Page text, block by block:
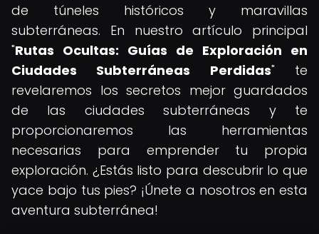
de túneles históricos y maravillas
subterráneas. En nuestro artículo principal
"Rutas Ocultas: Guías de Exploración en
Ciudades Subterráneas Perdidas" te
revelaremos los secretos mejor guardados
de las ciudades subterráneas y te
proporcionaremos las herramientas
necesarias para emprender tu propia
exploración. ¿Estás listo para descubrir lo que
yace bajo tus pies? ¡Únete a nosotros en esta
aventura subterránea!